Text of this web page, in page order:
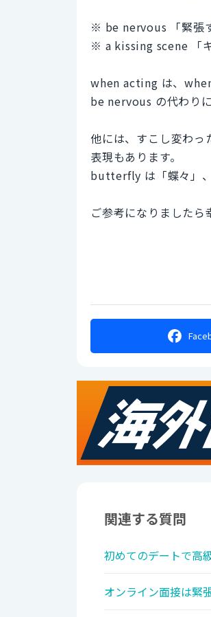
※ be nervous 「緊張
※ a kissing scene 「キ
when acting は、
be nervous の代わり
他には、すこし変わ
表現もあります。
butterfly は「蝶々」
ご参考になりましたら
関連する質問
初めてのデートで高
オンライン面接は緊